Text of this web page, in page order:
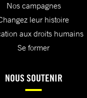
Nos campagnes
leur histoire
aux droits humains
Se former
NOUS SOUTENIR